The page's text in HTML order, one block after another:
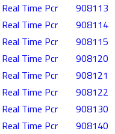
Real Time Pcr
908113
Real Time Pcr
908114
Real Time Pcr
908115
Real Time Pcr
908120
Real Time Pcr
908121
Real Time Pcr
908122
Real Time Pcr
908130
Real Time Pcr
908140